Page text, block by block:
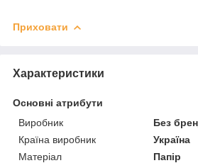
Приховати
Характеристики
Основні атрибути
Виробник
Без
Країна виробник
Україна
Матеріал
Папір